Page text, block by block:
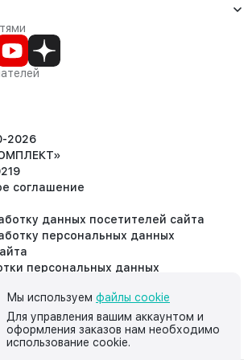
19:00 (МСК)
2026
соглашение
данных посетителей сайта
персональных данных
персональных данных
персональных данных третьим
Мы используем файлы cookie
Для управления вашим аккаунтом и
оформления заказов нам необходимо
использование cookie.